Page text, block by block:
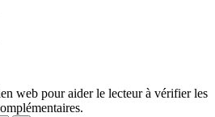
web pour aider le lecteur à vérifier les